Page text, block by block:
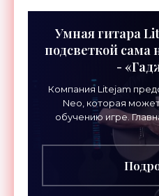
Умная гитара
подсветкой сама
-
Компания Litejam
Neo, которая
обучению игре.
инструментов –
грифа.